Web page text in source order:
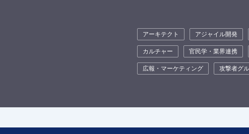
アーキテクト アジャイル開発
カルチャー
官民学・業界連携
広報・マーケティング
攻撃者グ